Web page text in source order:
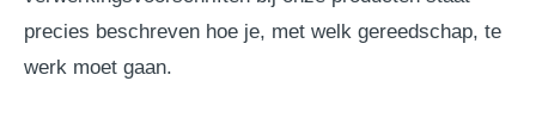
precies beschreven hoe je, met welk gereedschap, te
werk moet gaan.